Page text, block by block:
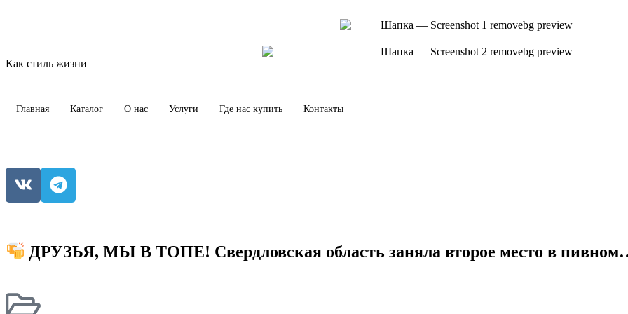
Как стиль жизни
Главная Каталог О нас Услуги Где нас купить Контакты
ДРУЗЬЯ, МЫ В ТОПЕ! Свердловская область заняла второе место в